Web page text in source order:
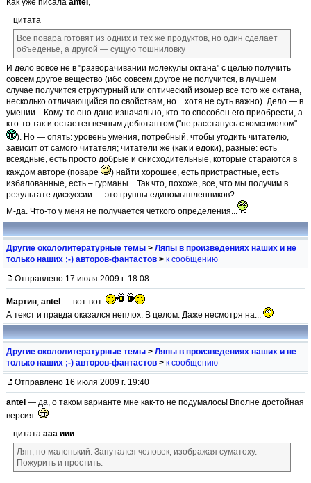
Как уже писала antel,
цитата
Все повара готовят из одних и тех же продуктов, но один сделает
объеденье, а другой — сущую тошниловку
И дело вовсе не в "разворачивании молекулы октана" с целью получить
совсем другое вещество (ибо совсем другое не получится, в лучшем
случае получится структурный или оптический изомер все того же октана,
несколько отличающийся по свойствам, но... хотя не суть важно). Дело — в
умении... Кому-то оно дано изначально, кто-то способен его приобрести, а
кто-то так и остается вечным дебютантом ("не расстанусь с комсомолом"
). Но — опять: уровень умения, потребный, чтобы угодить читателю,
зависит от самого читателя; читатели же (как и едоки), разные: есть
всеядные, есть просто добрые и снисходительные, которые стараются в
каждом авторе (поваре
) найти хорошее, есть пристрастные, есть
избалованные, есть – гурманы... Так что, похоже, все, что мы получим в
результате дискуссии — это группы единомышленников?
М-да. Что-то у меня не получается четкого определения...
Другие окололитературные темы > Ляпы в произведениях наших и не
только наших ;-) авторов-фантастов > к сообщению
Отправлено 17 июля 2009 г. 18:08
Мартин, antel — вот-вот.
А текст и правда оказался неплох. В целом. Даже несмотря на...
Другие окололитературные темы > Ляпы в произведениях наших и не
только наших ;-) авторов-фантастов > к сообщению
Отправлено 16 июля 2009 г. 19:40
antel — да, о таком варианте мне как-то не подумалось! Вполне достойная
версия.
цитата ааа иии
Ляп, но маленький. Запутался человек, изображая суматоху.
Пожурить и простить.